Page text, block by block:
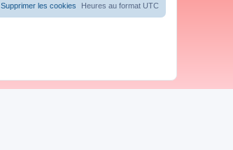
Heures au format UTC
Supprimer les cookies